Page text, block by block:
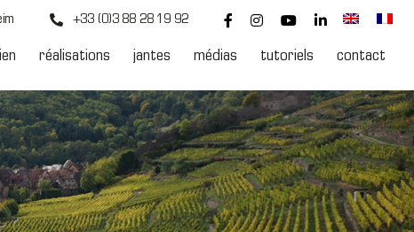
+33 (0)3 88 28 19 92
réalisations jantes médias tutoriels contact